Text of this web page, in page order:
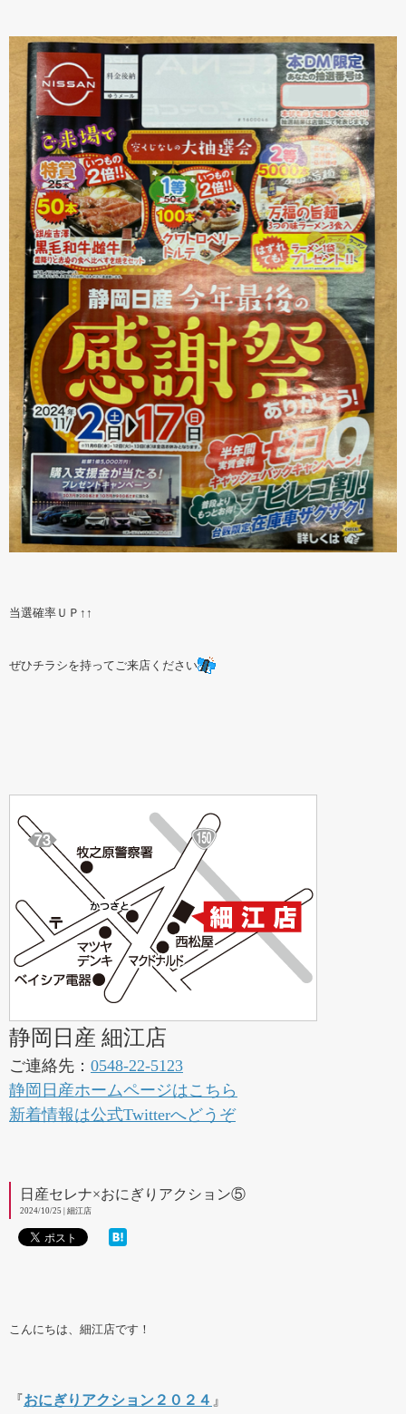
当選確率ＵＰ↑↑
ぜひチラシを持ってご来店ください
静岡日産 細江店
ご連絡先： 0548-22-5123
静岡日産ホームページはこちら
新着情報は公式Twitterへどうぞ
日産セレナ×おにぎりアクション⑤
2024/10/25 | 細江店
こんにちは、細江店です！
『おにぎりアクション２０２４ 』